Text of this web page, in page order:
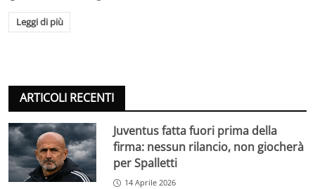
Leggi di più
ARTICOLI RECENTI
Juventus fatta fuori prima della
firma: nessun rilancio, non giocherà
per Spalletti
14 Aprile 2026